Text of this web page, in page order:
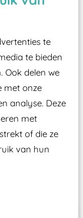
te
te bieden
Ook delen we
met onze
analyse. Deze
met
of die ze
van hun
voorzien
en
keuren zodat
Attractie- en